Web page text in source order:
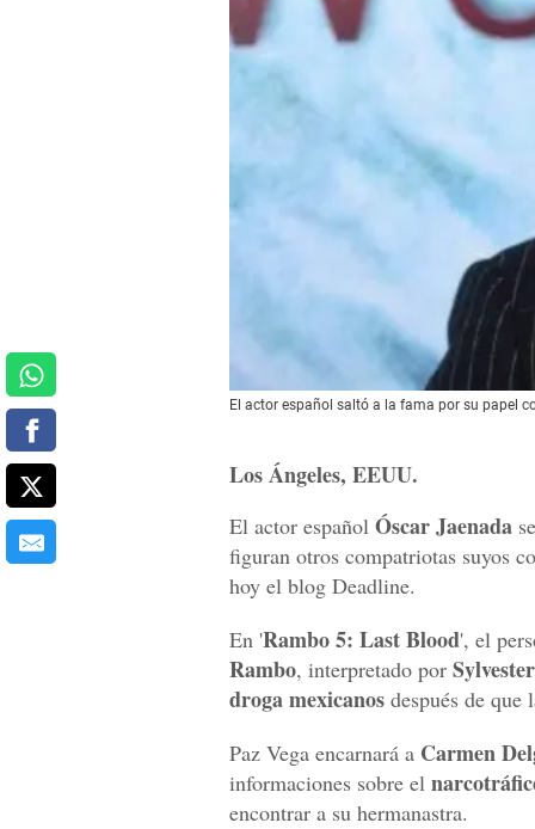
El actor español saltó a la fama por su papel
Los Ángeles, EEUU.
El actor español Óscar Jaenada
figuran otros compatriotas suyos
hoy el blog Deadline.
En 'Rambo 5: Last Blood', el
Rambo, interpretado por
droga mexicanos después de que
Paz Vega encarnará a Carmen
informaciones sobre el
encontrar a su hermanastra.